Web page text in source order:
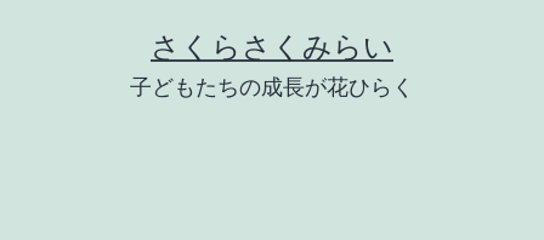
さくらさくみらい
子どもたちの成長が花ひらく